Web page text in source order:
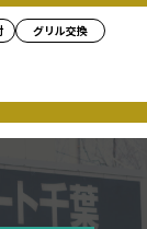
グリル交換